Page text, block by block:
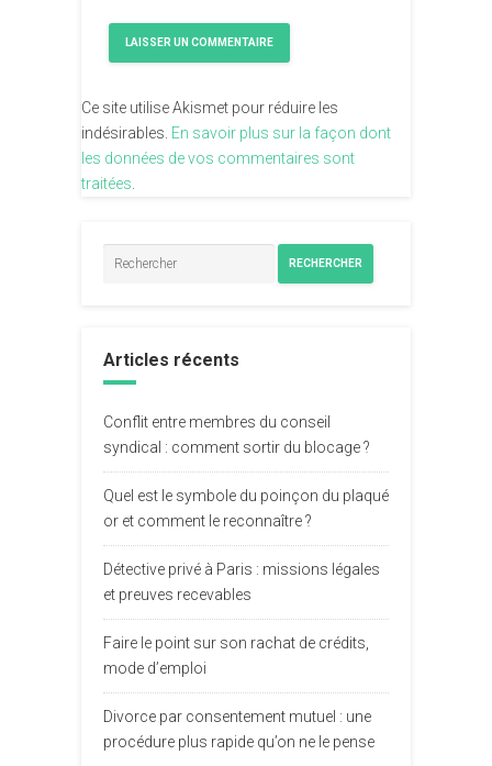
Ce site utilise Akismet pour réduire les
indésirables. En savoir plus sur la façon dont
les données de vos commentaires sont
traitées
RECHERCHER
Articles récents
Conflit entre membres du conseil
syndical : comment sortir du blocage ?
Quel est le symbole du poinçon du plaqué
or et comment le reconnaître ?
Détective privé à Paris : missions légales
et preuves recevables
Faire le point sur son rachat de crédits,
mode d’emploi
Divorce par consentement mutuel : une
procédure plus rapide qu’on ne le pense